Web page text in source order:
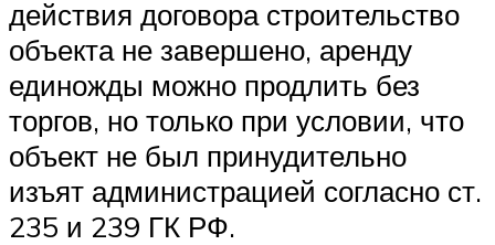
действия договора строительство
объекта не завершено, аренду
единожды можно продлить без
торгов, но только при условии, что
объект не был принудительно
изъят администрацией согласно ст.
235 и 239 ГК РФ.